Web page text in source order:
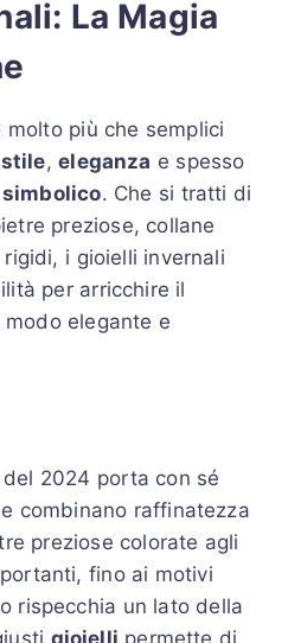
La Magia
molto più che semplici
stile,eleganza e spesso
simbolico. Che si tratti di
preziose, collane
i gioielli invernali
per arricchire il
elegante e
2024 porta con sé
combinano raffinatezza
preziose colorate agli
fino ai motivi
rispecchia un lato della